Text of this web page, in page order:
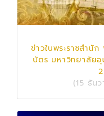
ข่าวในพระราชสำนั
บัตร มหาวิทยาลัย
(15 ธัน